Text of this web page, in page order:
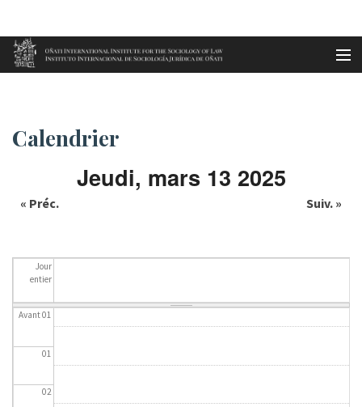
Aller au contenu principal
Accueil Calendrier
Calendrier
Jeudi, mars 13 2025
« Préc. Suiv. »
Jour
entier
Avant 01
01
02